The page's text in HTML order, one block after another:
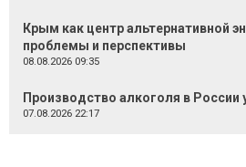
Крым как центр альтернативной
проблемы и перспективы
08.08.2026 09:35
Производство алкоголя в России
07.08.2026 22:17